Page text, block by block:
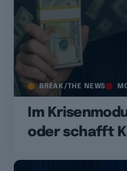
BREAK/THE NEWS
Im
oder schafft